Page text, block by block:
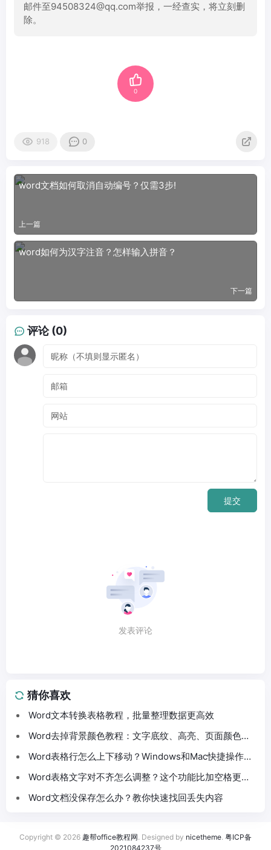
邮件至94508324@qq.com举报，一经查实，将立刻删
除。
0
918 0
word文档如何取消自动编号？仅需3步!
上一篇
word如何为汉字注音？怎样输入拼音？
下一篇
评论 (0)
提交
发表评论
猜你喜欢
Word文本转换表格教程，批量整理数据更高效
Word去掉背景颜色教程：文字底纹、高亮、页面颜色这
样处理
Word表格行怎么上下移动？Windows和Mac快捷操作分
Word表格文字对不齐怎么调整？这个功能比加空格更方
Word文档没保存怎么办？教你快速找回丢失内容
Copyright © 2026 趣帮office教程网. Designed by nicetheme. 粤ICP备
2021084237号